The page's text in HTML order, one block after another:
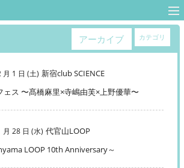
カテゴリ
アーカイブ
1 日 (土) 新宿club SCIENCE
ェス 〜髙橋麻里×寺嶋由芙×上野優華〜
28 日 (水) 代官山LOOP
LOOP 10th Anniversary～